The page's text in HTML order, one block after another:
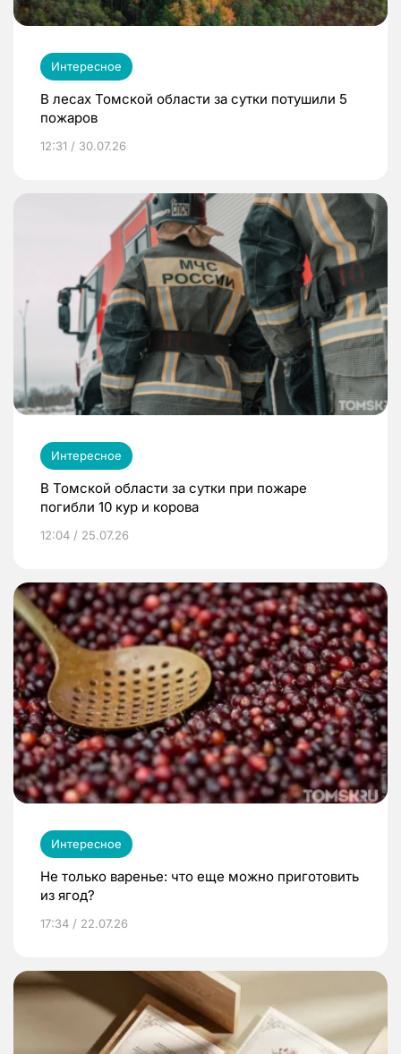
Интересное
В лесах Томской области за сутки потушили 5
пожаров
12:31 / 30.07.26
Интересное
В Томской области за сутки при пожаре
погибли 10 кур и корова
12:04 / 25.07.26
Интересное
Не только варенье: что еще можно приготовить
из ягод?
17:34 / 22.07.26